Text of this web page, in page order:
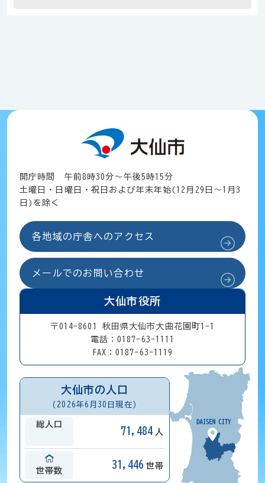
開庁時間 午前8時30分～午後5時15分
土曜日・日曜日・祝日および年末年始(12月29日～1月3
日)を除く
各地域の庁舎へのアクセス
メールでのお問い合わせ
大仙市役所
〒014-8601 秋田県大仙市大曲花園町1-1
電話：0187-63-1111
FAX：0187-63-1119
大仙市の人口
(2026年6月30日現在)
総人口
71,484 人
世帯数
31,446 世帯